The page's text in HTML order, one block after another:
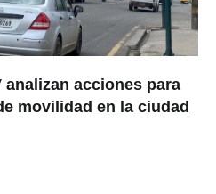
analizan acciones para
movilidad en la ciudad